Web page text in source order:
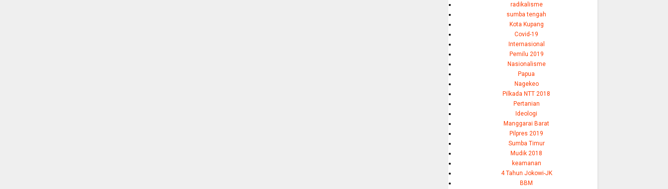
radikalisme
sumba tengah
Kota Kupang
Covid-19
Internasional
Pemilu 2019
Nasionalisme
Papua
Nagekeo
Pilkada NTT 2018
Pertanian
Ideologi
Manggarai Barat
Pilpres 2019
Sumba Timur
Mudik 2018
keamanan
4 Tahun Jokowi-JK
BBM